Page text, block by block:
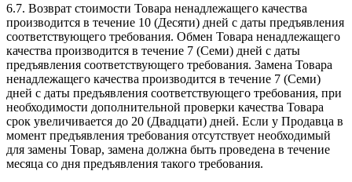
6.7. Возврат стоимости Товара ненадлежащего качества
производится в течение 10 (Десяти) дней с даты предъявления
соответствующего требования. Обмен Товара ненадлежащего
качества производится в течение 7 (Семи) дней с даты
предъявления соответствующего требования. Замена Товара
ненадлежащего качества производится в течение 7 (Семи)
дней с даты предъявления соответствующего требования, при
необходимости дополнительной проверки качества Товара
срок увеличивается до 20 (Двадцати) дней. Если у Продавца в
момент предъявления требования отсутствует необходимый
для замены Товар, замена должна быть проведена в течение
месяца со дня предъявления такого требования.